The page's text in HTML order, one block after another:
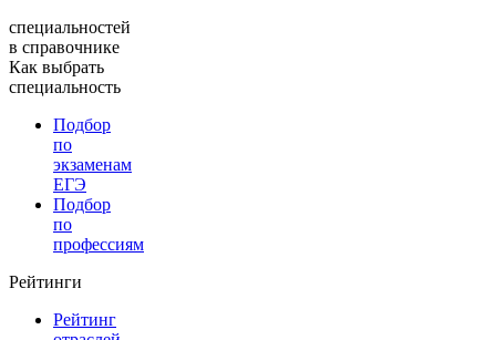
специальностей
в справочнике
Как выбрать
специальность
Подбор
по
экзаменам
ЕГЭ
Подбор
по
профессиям
Рейтинги
Рейтинг